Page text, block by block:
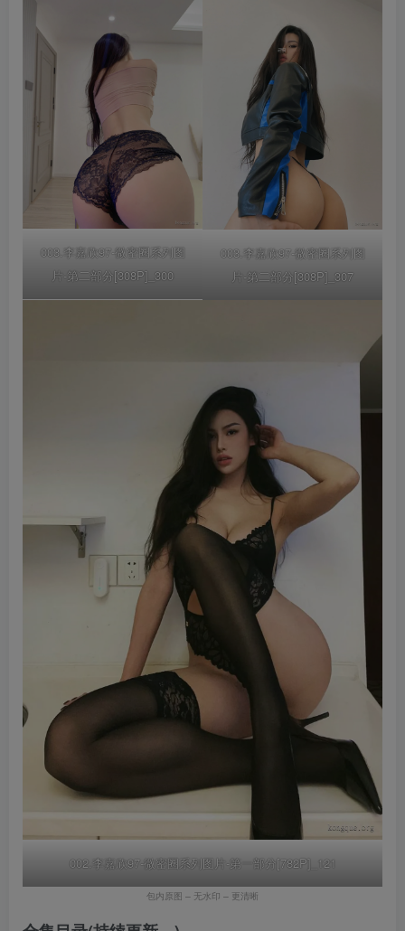
003.李嘉欣97-微密圈系列图
片-第二部分[308P]_300
003.李嘉欣97-微密圈系列图
片-第二部分[308P]_307
002.李嘉欣97-微密圈系列图片-第一部分[782P]_121
包内原图 – 无水印 – 更清晰